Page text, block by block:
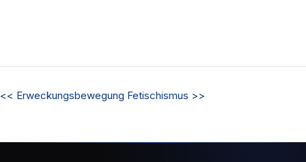
<< Erweckungsbewegung Fetischismus >>